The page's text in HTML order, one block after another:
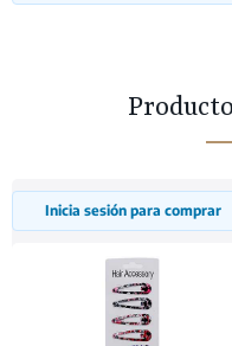
Inicia sesión para comprar